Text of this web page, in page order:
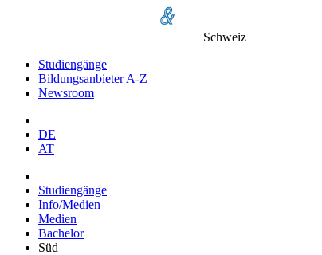
Schweiz
Studiengänge
Bildungsanbieter A-Z
Newsroom
DE
AT
Studiengänge
Info/Medien
Medien
Bachelor
Süd